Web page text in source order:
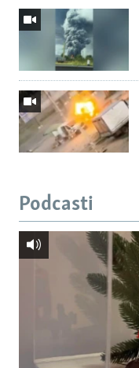
Podcasti